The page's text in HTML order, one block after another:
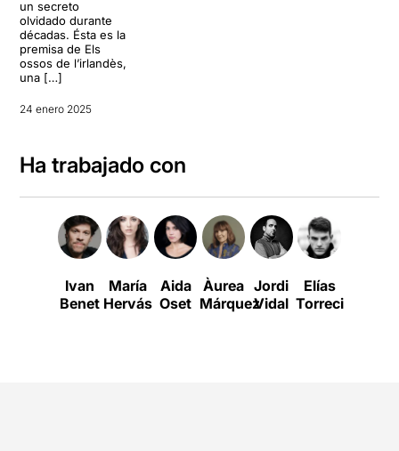
un secreto
olvidado durante
décadas. Ésta es la
premisa de Els
ossos de l’irlandès,
una […]
24 enero 2025
Ha trabajado con
Ivan
Benet
María
Hervás
Aida
Oset
Àurea
Márquez
Jordi
Vidal
Elías
Torrecillas